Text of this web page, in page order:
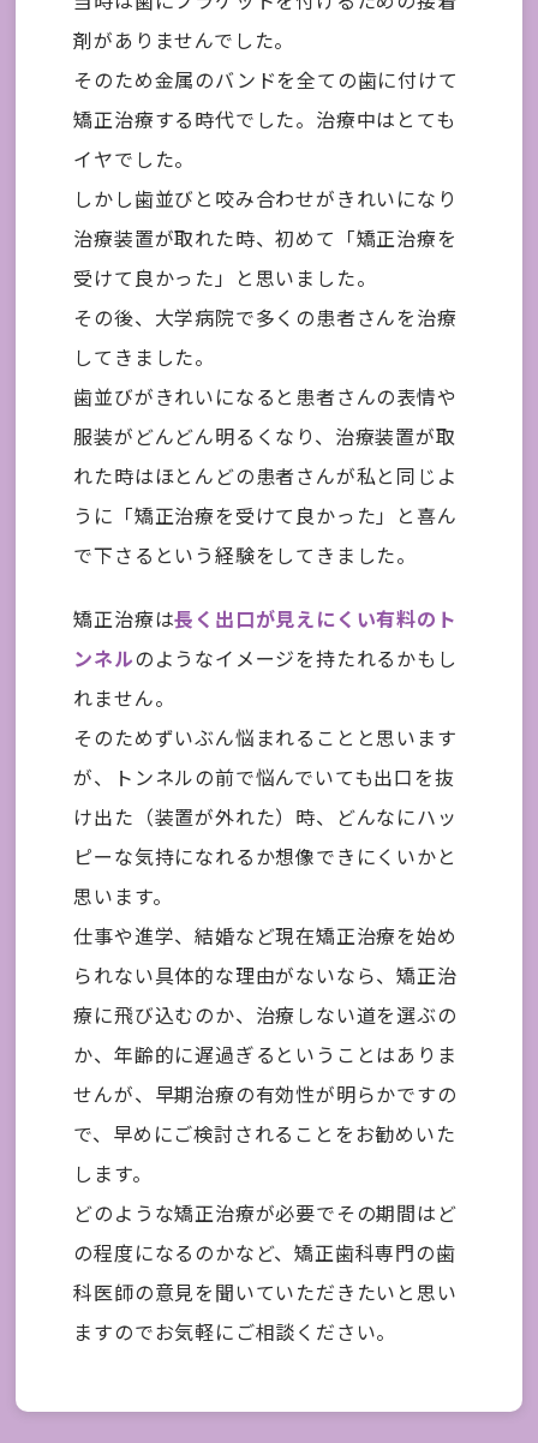
剤がありませんでした。
そのため金属のバンドを全ての歯に付けて
矯正治療する時代でした。治療中はとても
イヤでした。
しかし歯並びと咬み合わせがきれいになり
治療装置が取れた時、初めて「矯正治療を
受けて良かった」と思いました。
その後、大学病院で多くの患者さんを治療
してきました。
歯並びがきれいになると患者さんの表情や
服装がどんどん明るくなり、治療装置が取
れた時はほとんどの患者さんが私と同じよ
うに「矯正治療を受けて良かった」と喜ん
で下さるという経験をしてきました。
矯正治療は長く出口が見えにくい有料のト
ンネルのようなイメージを持たれるかもし
れません。
そのためずいぶん悩まれることと思います
が、トンネルの前で悩んでいても出口を抜
け出た（装置が外れた）時、どんなにハッ
ピーな気持になれるか想像できにくいかと
思います。
仕事や進学、結婚など現在矯正治療を始め
られない具体的な理由がないなら、矯正治
療に飛び込むのか、治療しない道を選ぶの
か、年齢的に遅過ぎるということはありま
せんが、早期治療の有効性が明らかですの
で、早めにご検討されることをお勧めいた
します。
どのような矯正治療が必要でその期間はど
の程度になるのかなど、矯正歯科専門の歯
科医師の意見を聞いていただきたいと思い
ますのでお気軽にご相談ください。